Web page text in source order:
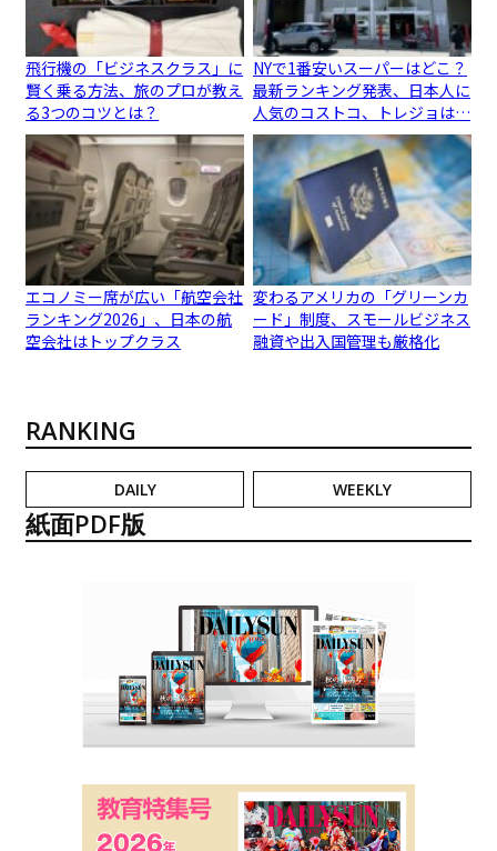
飛行機の「ビジネスクラス」に
賢く乗る方法、旅のプロが教え
る3つのコツとは？
NYで1番安いスーパーはどこ？
最新ランキング発表、日本人に
人気のコストコ、トレジョは…
エコノミー席が広い「航空会社
ランキング2026」、日本の航
空会社はトップクラス
変わるアメリカの「グリーンカ
ード」制度、スモールビジネス
融資や出入国管理も厳格化
RANKING
DAILY WEEKLY
紙面PDF版